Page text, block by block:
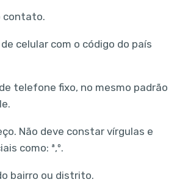
contato.
celular com o código do país
telefone fixo, no mesmo padrão
Não deve constar vírgulas e
como: ª,º.
bairro ou distrito.